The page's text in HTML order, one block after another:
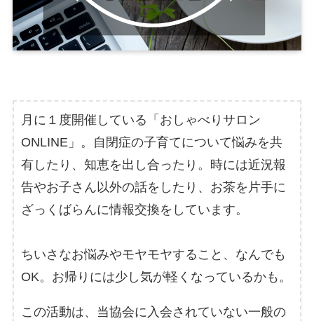
月に１度開催している「おしゃべりサロン
ONLINE」。自閉症の子育てについて悩みを共
有したり、知恵を出し合ったり。時には近況報
告やお子さん以外の話をしたり、お茶を片手に
ざっくばらんに情報交換をしています。
ちいさなお悩みやモヤモヤすること、なんでも
OK。お帰りには少し気が軽くなっているかも。
この活動は、当協会に入会されていない一般の